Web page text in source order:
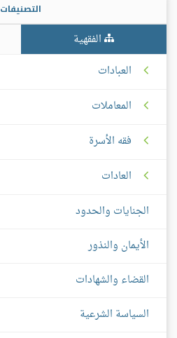
التصنيفات
الفقهية
العبادات
المعاملات
فقه الأسرة
العادات
الجنايات والحدود
الأيمان والنذور
القضاء والشهادات
السياسة الشرعية